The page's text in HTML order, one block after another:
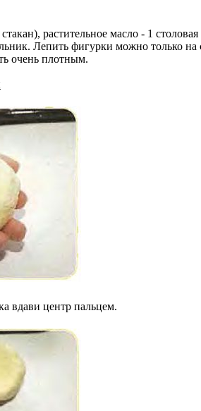
растительное масло - 1
Лепить фигурки можно только
очень плотным.
вдави центр пальцем.